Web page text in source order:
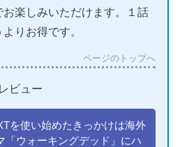
楽しみいただけます。１話
りお得です。
ページのトップへ
ビュー
を使い始めたきっかけは海外
「ウォーキングデッド」にハ